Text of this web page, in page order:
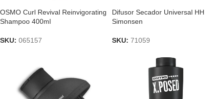
OSMO Curl Revival Reinvigorating
Shampoo 400ml
SKU: 065157
Difusor Secador Universal HH
Simonsen
SKU: 71059